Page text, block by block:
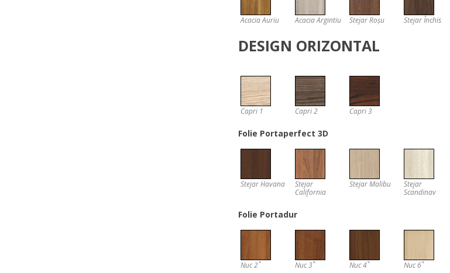
Acacia Auriu Acacia Argintiu Stejar Roșu Stejar Închis
DESIGN ORIZONTAL
Capri 1 Capri 2 Capri 3
Folie Portaperfect 3D
Stejar Havana
Stejar
California
Stejar Malibu
Stejar
Scandinav
Folie Portadur
Nuc 2* Nuc 3* Nuc 4* Nuc 6*